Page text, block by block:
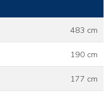
483 cm
190 cm
177 cm